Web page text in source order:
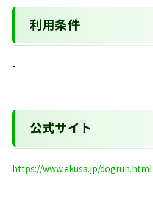
利用条件
-
公式サイト
https://www.ekusa.jp/dogrun.html